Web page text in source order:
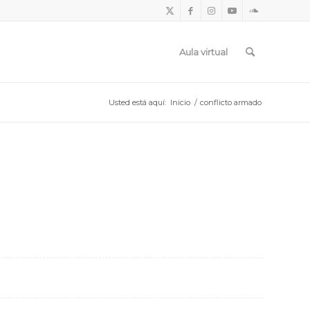
Aula virtual
Usted está aquí: Inicio / conflicto armado